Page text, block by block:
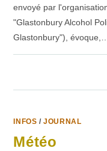
envoyé par
"Glastonbury Alcohol
Glastonbury"), évoque,…
INFOS /JOURNAL
Météo